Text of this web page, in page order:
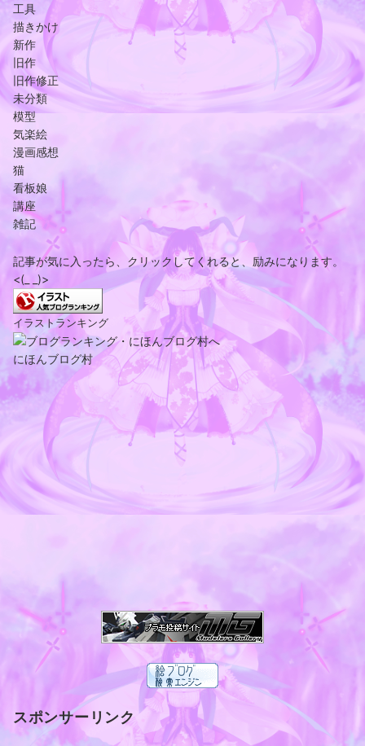
工具
描きかけ
新作
旧作
旧作修正
未分類
模型
気楽絵
漫画感想
猫
看板娘
講座
雑記
記事が気に入ったら、クリックしてくれると、励みになります。
<(_ _)>
イラストランキング
にほんブログ村
スポンサーリンク